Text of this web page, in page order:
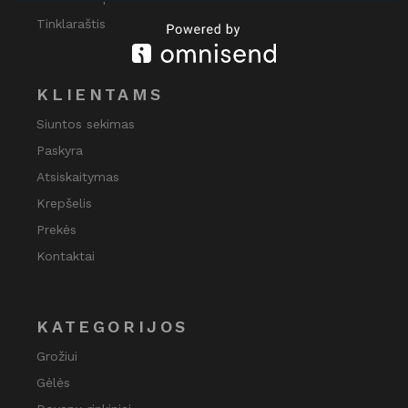
Tinklaraštis
KLIENTAMS
Siuntos sekimas
Paskyra
Atsiskaitymas
Krepšelis
Prekės
Kontaktai
KATEGORIJOS
Grožiui
Gėlės